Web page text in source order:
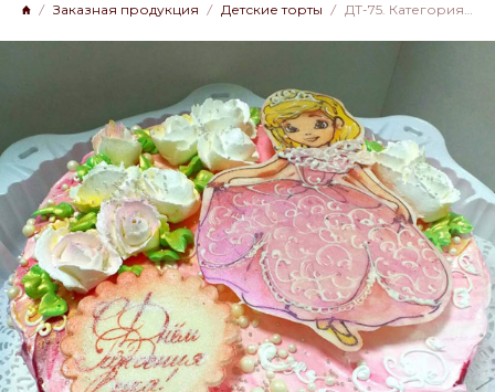
Заказная продукция Детские торты ДТ-75. Категория 2